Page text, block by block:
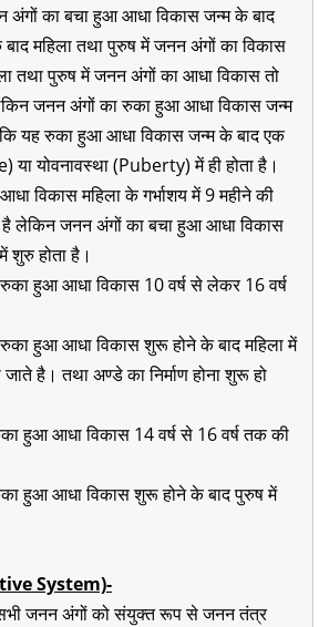
अंगों का बचा हुआ आधा विकास जन्म के बाद
बाद महिला तथा पुरुष में जनन अंगों का विकास
तथा पुरुष में जनन अंगों का आधा विकास तो
जनन अंगों का रुका हुआ आधा विकास जन्म
यह रुका हुआ आधा विकास जन्म के बाद एक
योवनावस्था (Puberty) में ही होता है।
विकास महिला के गर्भाशय में 9 महीने की
है लेकिन जनन अंगों का बचा हुआ आधा विकास
शुरु होता है।
हुआ आधा विकास 10 वर्ष से लेकर 16 वर्ष
हुआ आधा विकास शुरू होने के बाद महिला में
है। तथा अण्डे का निर्माण होना शुरू हो
हुआ आधा विकास 14 वर्ष से 16 वर्ष तक की
हुआ आधा विकास शुरू होने के बाद पुरुष में
System)-
जनन अंगों को संयुक्त रूप से जनन तंत्र